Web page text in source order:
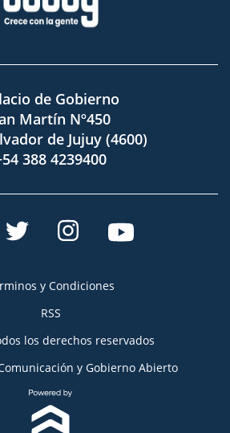
de Gobierno
Martín Nº450
de Jujuy (4600)
388 4239400
y Condiciones
RSS
los derechos reservados
y Gobierno Abierto